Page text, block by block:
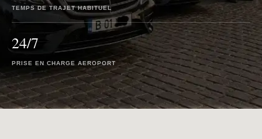
TEMPS DE TRAJET HABITUEL
24/7
PRISE EN CHARGE AEROPORT